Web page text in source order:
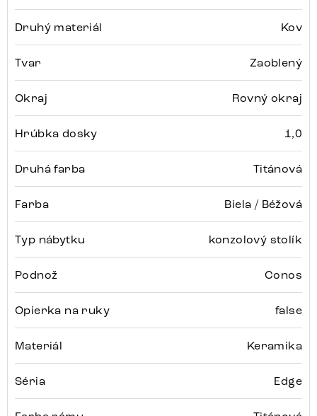
Druhý materiál Kov
Tvar Zaoblený
Okraj Rovný okraj
Hrúbka dosky 1,0
Druhá farba Titánová
Farba Biela / Béžová
Typ nábytku konzolový stolík
Podnož Conos
Opierka na ruky false
Materiál Keramika
Séria Edge